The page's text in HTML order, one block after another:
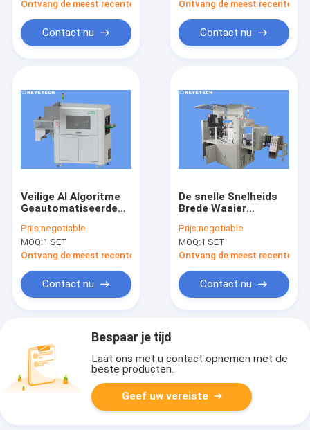
Materiaal van de
Ontvang de meest recente Prijs
Contact nu
Ontvang de meest recente
Contact nu
Veilige AI Algoritme
Geautomatiseerde
Prijs:negotiable
MOQ:1 SET
Ontvang de meest recente Prijs
Contact nu
De snelle Snelheids
Brede Waaier
Inspectieapparaten
Prijs:negotiable
MOQ:1 SET
Ontvang de meest recente
Contact nu
Bespaar je tijd
Laat ons met u contact opnemen met de
beste producten.
Geef uw vereiste